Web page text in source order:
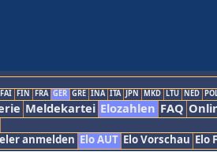
FAI FIN FRA GER GRE INA ITA JPN MKD LTU NED
Meldekartei Elozahlen FAQ
anmelden Elo AUT Elo Vorschau Elo